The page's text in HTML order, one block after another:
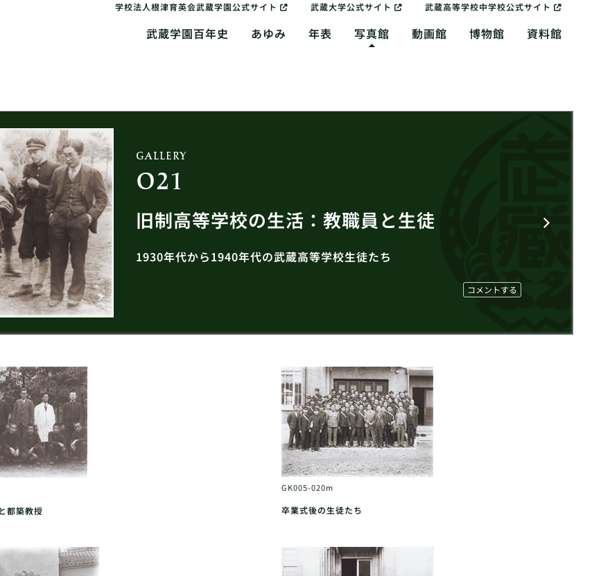
学校法人根津育英会武蔵学園公式サイト 武蔵大学公式サイト 武蔵高等学校中学校公式サイト
武蔵学園百年史 あゆみ 年表 写真館 動画館 博物館 資料館
GALLERY
021
旧制高等学校の生活：教職員と生徒
1930年代から1940年代の武蔵高等学校生徒たち
コメントする
都築教授
GK005-020m
卒業式後の生徒たち